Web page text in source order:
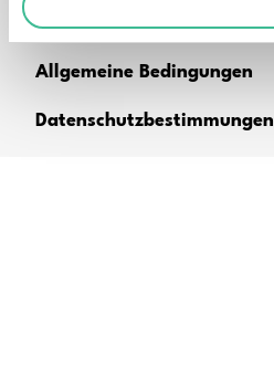
Nutzungsbedingungen
Allgemeine Bedingungen
Datenschutzbestimmungen